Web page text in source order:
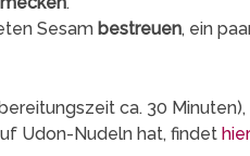
Sesam bestreuen, ein
ca. 30
Udon-Nudeln hat, findet hier